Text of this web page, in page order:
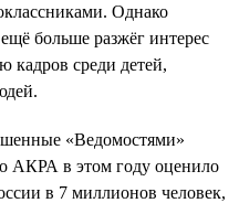
Однако
больше разжёг интерес
кадров среди детей,
«Ведомостями»
АКРА в этом году оценило
в 7 миллионов человек,